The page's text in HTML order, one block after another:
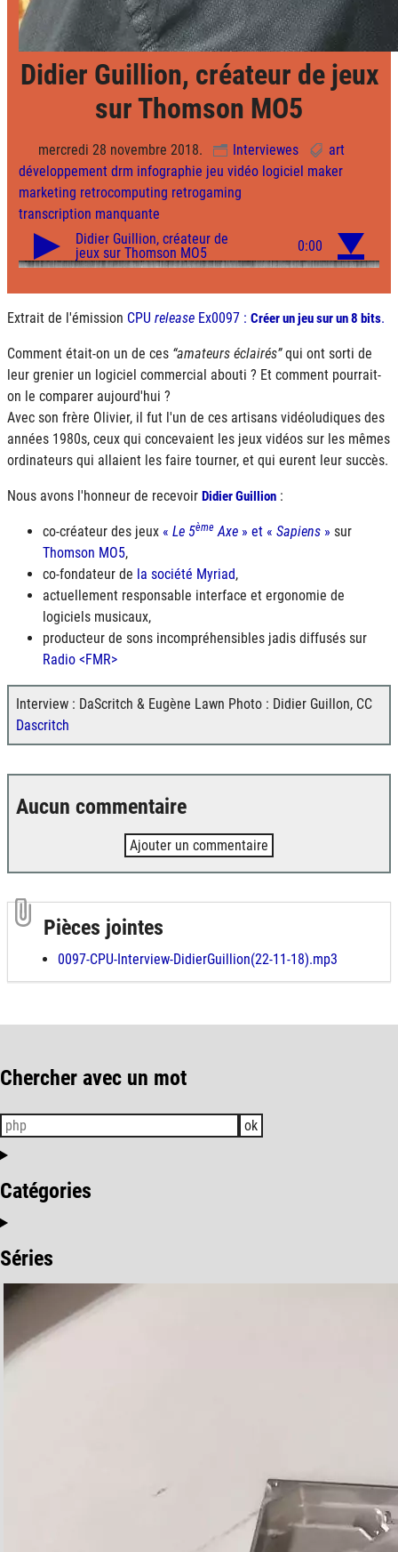
Didier Guillion, créateur de jeux
sur Thomson MO5
mercredi 28 novembre 2018. Interviewes
art
développement drm infographie jeu vidéo logiciel maker
marketing retrocomputing retrogaming
transcription manquante
Extrait de l'émission CPU release Ex0097 : Créer un jeu sur un 8 bits.
Comment était-on un de ces amateurs éclairés qui ont sorti de
leur grenier un logiciel commercial abouti ? Et comment pourrait-
on le comparer aujourd'hui ?
Avec son frère Olivier, il fut l'un de ces artisans vidéoludiques des
années 1980s, ceux qui concevaient les jeux vidéos sur les mêmes
ordinateurs qui allaient les faire tourner, et qui eurent leur succès.
Nous avons l'honneur de recevoir Didier Guillion :
co-créateur des jeux « Le 5ème Axe » et « Sapiens » sur
Thomson MO5,
co-fondateur de la société Myriad,
actuellement responsable interface et ergonomie de
logiciels musicaux,
producteur de sons incompréhensibles jadis diffusés sur
Radio <FMR>
Interview : DaScritch & Eugène Lawn Photo : Didier Guillon, CC
Dascritch
Aucun commentaire
Ajouter un commentaire
Pièces jointes
0097-CPU-Interview-DidierGuillion(22-11-18).mp3
Chercher avec un mot
ok
Catégories
Séries